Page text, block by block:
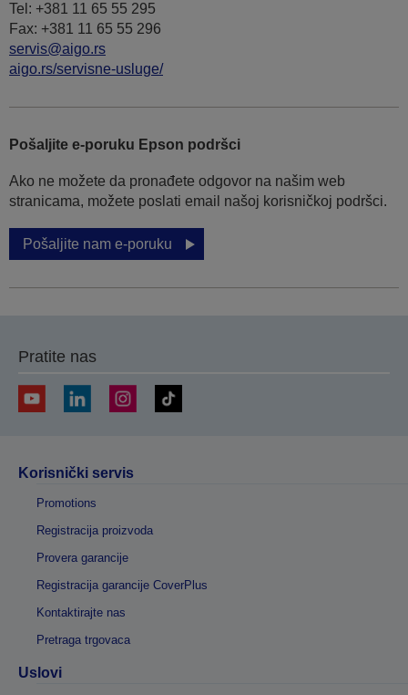
Tel: +381 11 65 55 295
Fax: +381 11 65 55 296
servis@aigo.rs
aigo.rs/servisne-usluge/
Pošaljite e-poruku Epson podršci
Ako ne možete da pronađete odgovor na našim web
stranicama, možete poslati email našoj korisničkoj podršci.
Pošaljite nam e-poruku
Pratite nas
Korisnički servis
Promotions
Registracija proizvoda
Provera garancije
Registracija garancije CoverPlus
Kontaktirajte nas
Pretraga trgovaca
Uslovi